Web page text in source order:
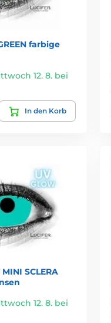
farbige
12. 8. bei
In den Korb
SCLERA
12. 8. bei